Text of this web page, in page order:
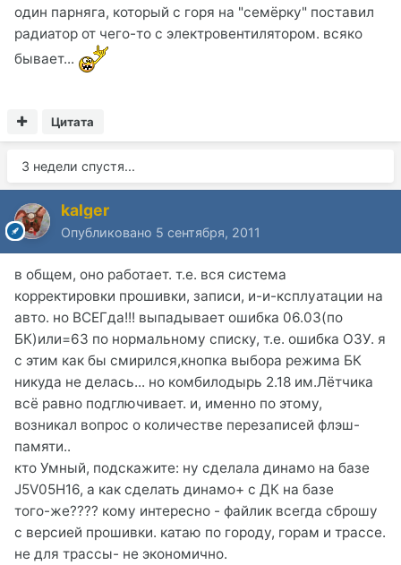
один парняга, который с горя на "семёрку" поставил
радиатор от чего-то с электровентилятором. всяко
бывает...
Цитата
3 недели спустя...
kalger
Опубликовано 5 сентября, 2011
в общем, оно работает. т.е. вся система
корректировки прошивки, записи, и-и-ксплуатации на
авто. но ВСЕГда!!! выпадывает ошибка 06.03(по
БК)или=63 по нормальному списку, т.е. ошибка ОЗУ. я
с этим как бы смирился,кнопка выбора режима БК
никуда не делась... но комбилодырь 2.18 им.Лётчика
всё равно подглючивает. и, именно по этому,
возникал вопрос о количестве перезаписей флэш-
памяти..
кто Умный, подскажите: ну сделала динамо на базе
J5V05H16, а как сделать динамо+ с ДК на базе
того-же???? кому интересно - файлик всегда сброшу
с версией прошивки. катаю по городу, горам и трассе.
не для трассы- не экономично.